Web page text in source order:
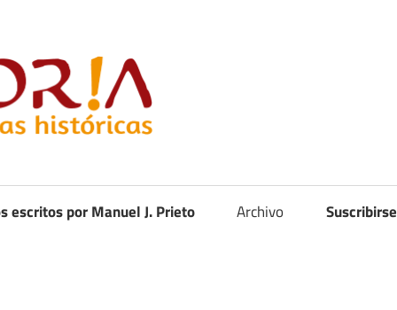
escritos por Manuel J. Prieto Archivo